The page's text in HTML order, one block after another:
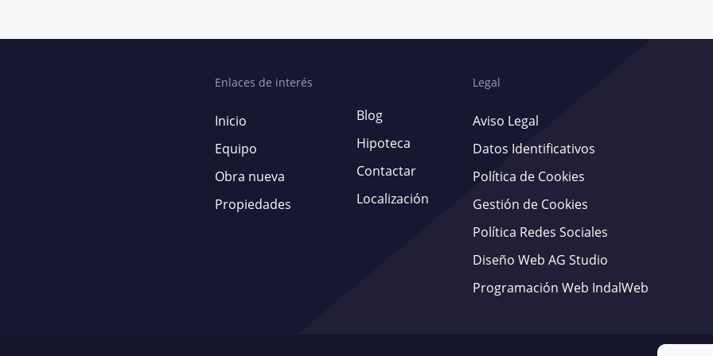
Enlaces de interés
Inicio
Equipo
Obra nueva
Propiedades
Blog
Hipoteca
Contactar
Localización
Legal
Aviso Legal
Datos Identificativos
Política de Cookies
Gestión de Cookies
Política Redes Sociales
Diseño Web AG Studio
Programación Web IndalWeb